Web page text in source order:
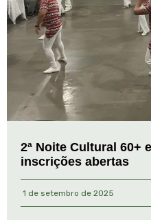
2ª Noite Cultural 60+
inscrições abertas
1 de setembro de 2025